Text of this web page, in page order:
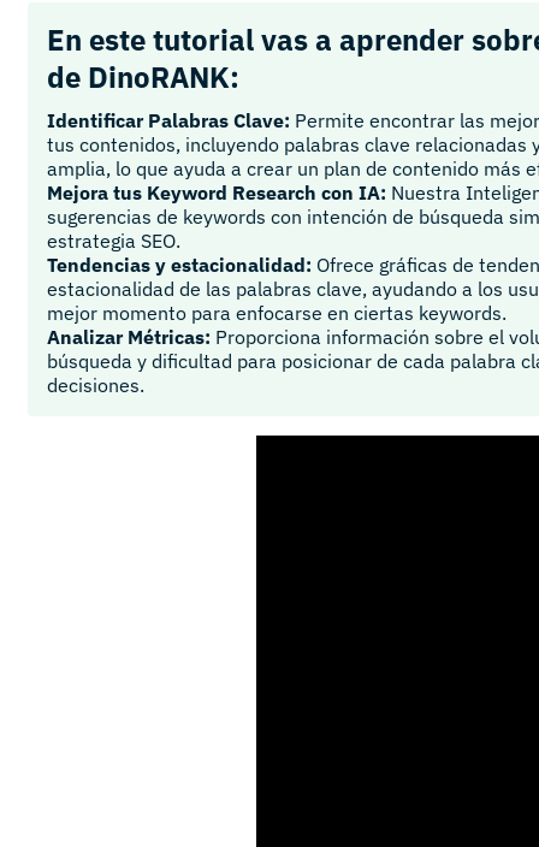
En este tutorial vas a aprender
de DinoRANK:
Identificar Palabras Clave: Permite encontrar las
tus contenidos, incluyendo palabras clave relacionadas
amplia, lo que ayuda a crear un plan de contenido más
Mejora tus Keyword Research con IA: Nuestra
sugerencias de keywords con intención de búsqueda
estrategia SEO.
Tendencias y estacionalidad: Ofrece gráficas de
estacionalidad de las palabras clave, ayudando a los
mejor momento para enfocarse en ciertas keywords.
Analizar Métricas: Proporciona información sobre el
búsqueda y dificultad para posicionar de cada palabra
decisiones.